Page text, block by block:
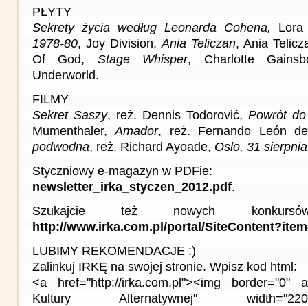
PŁYTY
Sekrety życia według Leonarda Cohena,
1978-80, Joy Division, Ania Teliczan, Ania
Of God, Stage Whisper, Charlotte
Underworld.
FILMY
Sekret Saszy, reż. Dennis Todorović, Powrót
Mumenthaler,Amador, reż. Fernando León
podwodna, reż. Richard Ayoade, Oslo, 31 sierpnia
Styczniowy e-magazyn w PDFie:
newsletter_irka_styczen_2012.pdf.
Szukajcie też nowych
http://www.irka.com.pl/portal/
LUBIMY REKOMENDACJE :)
Zalinkuj IRKĘ na swojej stronie. Wpisz kod html:
<a href="http://irka.com.pl"><img border="0"
Kultury Alternatywnej"